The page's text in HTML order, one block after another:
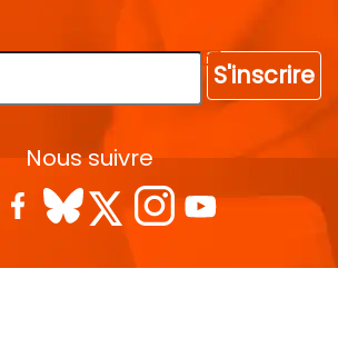
S'inscrire
Nous suivre